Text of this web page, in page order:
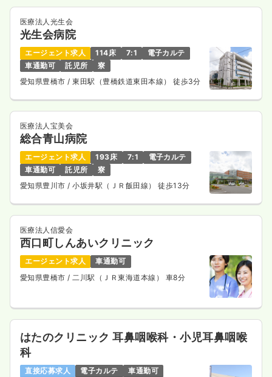
医療法人光生会
光生会病院
エージェント求人 114床 7:1
電子カルテ
車通勤可
託児所
寮
愛知県豊橋市 / 東田駅（豊橋鉄道東田本線） 徒歩3分
医療法人宝美会
総合青山病院
エージェント求人 193床 7:1
電子カルテ
車通勤可
託児所
寮
愛知県豊川市 / 小坂井駅（ＪＲ飯田線） 徒歩13分
医療法人信愛会
西口町しんあいクリニック
エージェント求人
車通勤可
愛知県豊橋市 / 二川駅（ＪＲ東海道本線） 車8分
はたのクリニック 耳鼻咽喉科・小児耳鼻咽喉
科
直接応募求人 電子カルテ
車通勤可